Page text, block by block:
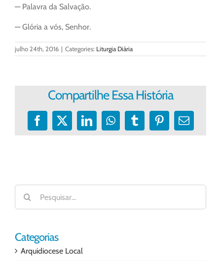
— Palavra da Salvação.
— Glória a vós, Senhor.
julho 24th, 2016 | Categories: Liturgia Diária
Compartilhe Essa História
Facebook
X LinkedInWhatsApp
TumblrPinterest
E-
Buscar
resultados
para:
Categorias
Arquidiocese Local